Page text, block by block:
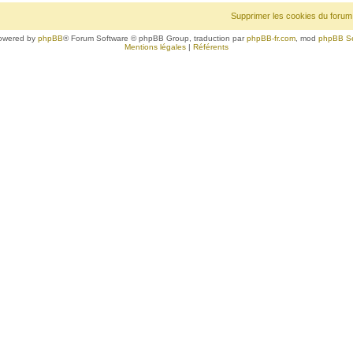
Supprimer les cookies du forum
by phpBB® Forum Software © phpBB Group, traduction parphpBB-fr.com , mod phpBB
Mentions légales | Référents